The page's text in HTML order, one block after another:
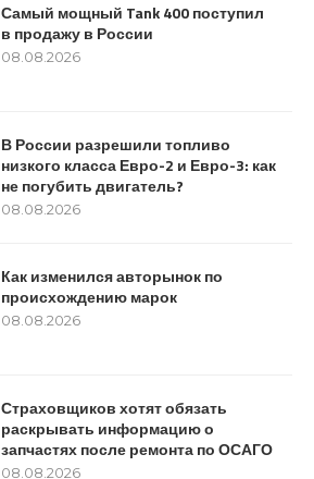
Самый мощный Tank 400 поступил
в продажу в России
08.08.2026
В России разрешили топливо
низкого класса Евро-2 и Евро-3: как
не погубить двигатель?
08.08.2026
Как изменился авторынок по
происхождению марок
08.08.2026
Страховщиков хотят обязать
раскрывать информацию о
запчастях после ремонта по ОСАГО
08.08.2026